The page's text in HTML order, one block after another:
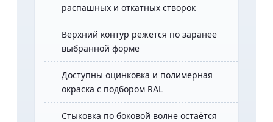
распашных и откатных створок
Верхний контур режется по заранее
выбранной форме
Доступны оцинковка и полимерная
окраска с подбором RAL
Стыковка по боковой волне остаётся